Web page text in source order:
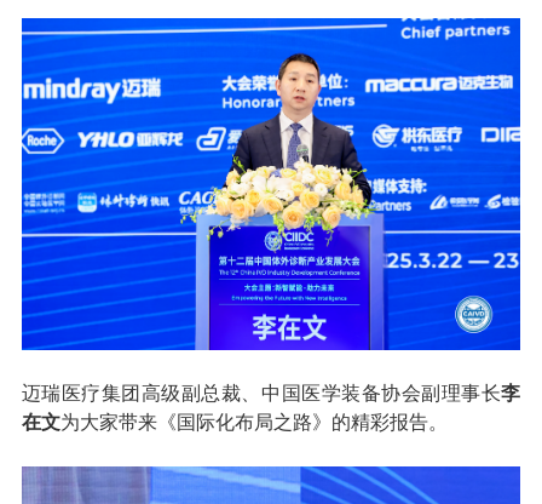
迈瑞医疗集团高级副总裁、中国医学装备协会副理事长李
在文为大家带来《国际化布局之路》的精彩报告。